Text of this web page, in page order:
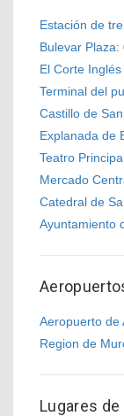
Estación de
Bulevar Plaza:
El Corte
Terminal del
Castillo de
Explanada de
Teatro
Mercado
Catedral de
Ayuntamiento
Aeropuerto de
Region de
Lugares